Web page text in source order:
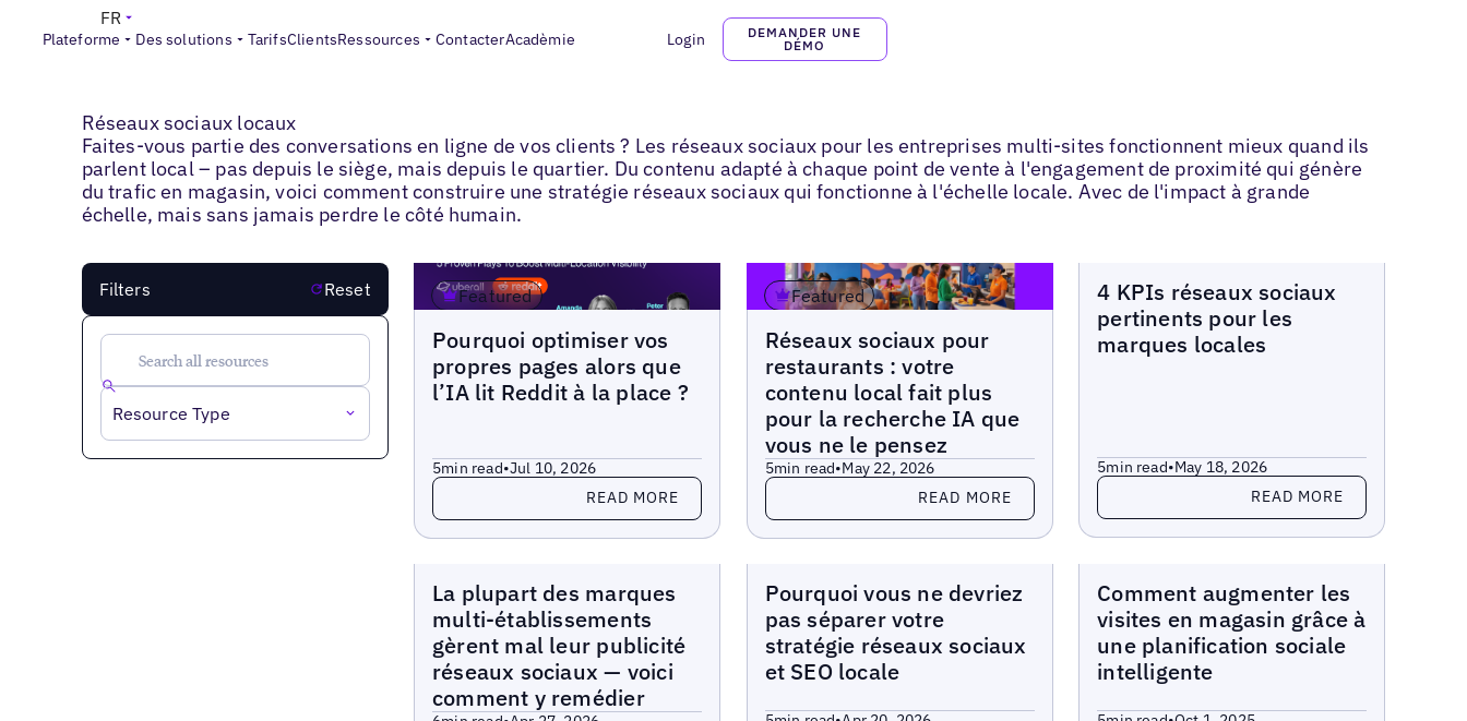
Plateforme Des solutions TarifsClientsRessources ContacterAcadèmie Login
DEMANDER UNE
DÉMO
FR
Blogs >Réseaux sociaux locaux
Réseaux sociaux locaux
Faites-vous partie des conversations en ligne de vos clients ? Les réseaux sociaux pour les entreprises multi-sites fonctionnent mieux quand ils
parlent local – pas depuis le siège, mais depuis le quartier. Du contenu adapté à chaque point de vente à l'engagement de proximité qui génère
du trafic en magasin, voici comment construire une stratégie réseaux sociaux qui fonctionne à l'échelle locale. Avec de l'impact à grande
échelle, mais sans jamais perdre le côté humain.
Filters Reset
Resource Type
Featured
Pourquoi optimiser vos
propres pages alors que
l’IA lit Reddit à la place ?
5min read•Jul 10, 2026
Read more READ MORE
Featured
Réseaux sociaux pour
restaurants : votre
contenu local fait plus
pour la recherche IA que
vous ne le pensez
5min read•May 22, 2026
Read more READ MORE
4 KPIs réseaux sociaux
pertinents pour les
marques locales
5min read•May 18, 2026
Read more READ MORE
La plupart des marques
multi-établissements
gèrent mal leur publicité
réseaux sociaux — voici
comment y remédier
Pourquoi vous ne devriez
pas séparer votre
stratégie réseaux sociaux
et SEO locale
Comment augmenter les
visites en magasin grâce à
une planification sociale
intelligente